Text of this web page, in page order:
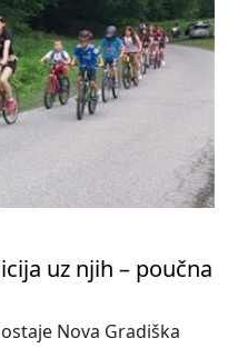
uz njih – poučna
Nova Gradiška